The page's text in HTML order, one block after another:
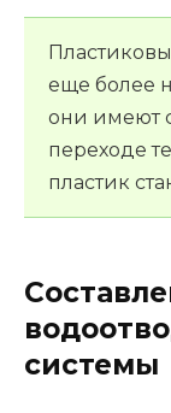
еще более
они имеют
переходе
пластик
системы